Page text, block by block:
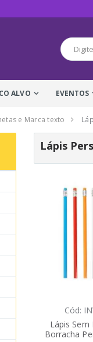
ALVO EVENTOS
e Marca texto
Lápis
Cód:
Lápis Sem
Borracha